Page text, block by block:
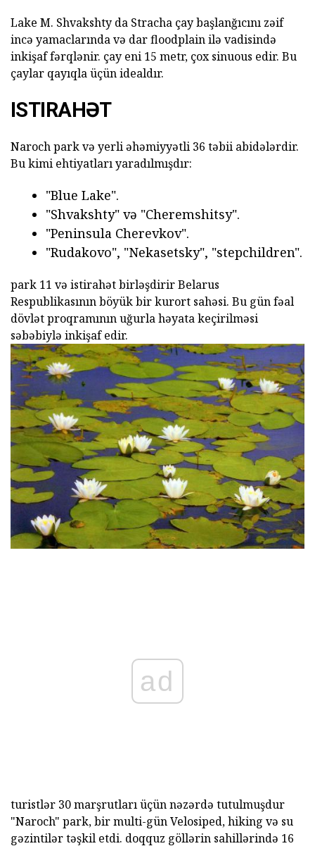
Lake M. Shvakshty da Stracha çay başlanğıcını zəif
incə yamaclarında və dar floodplain ilə vadisində
inkişaf fərqlənir. çay eni 15 metr, çox sinuous edir. Bu
çaylar qayıqla üçün idealdır.
ISTIRAHƏT
Naroch park və yerli əhəmiyyətli 36 təbii abidələrdir.
Bu kimi ehtiyatları yaradılmışdır:
"Blue Lake".
"Shvakshty" və "Cheremshitsy".
"Peninsula Cherevkov".
"Rudakovo", "Nekasetsky", "stepchildren".
park 11 və istirahət birləşdirir Belarus
Respublikasının böyük bir kurort sahəsi. Bu gün fəal
dövlət proqramının uğurla həyata keçirilməsi
səbəbiylə inkişaf edir.
ad
turistlər 30 marşrutları üçün nəzərdə tutulmuşdur
"Naroch" park, bir multi-gün Velosiped, hiking və su
gəzintilər təşkil etdi. doqquz göllərin sahillərində 16